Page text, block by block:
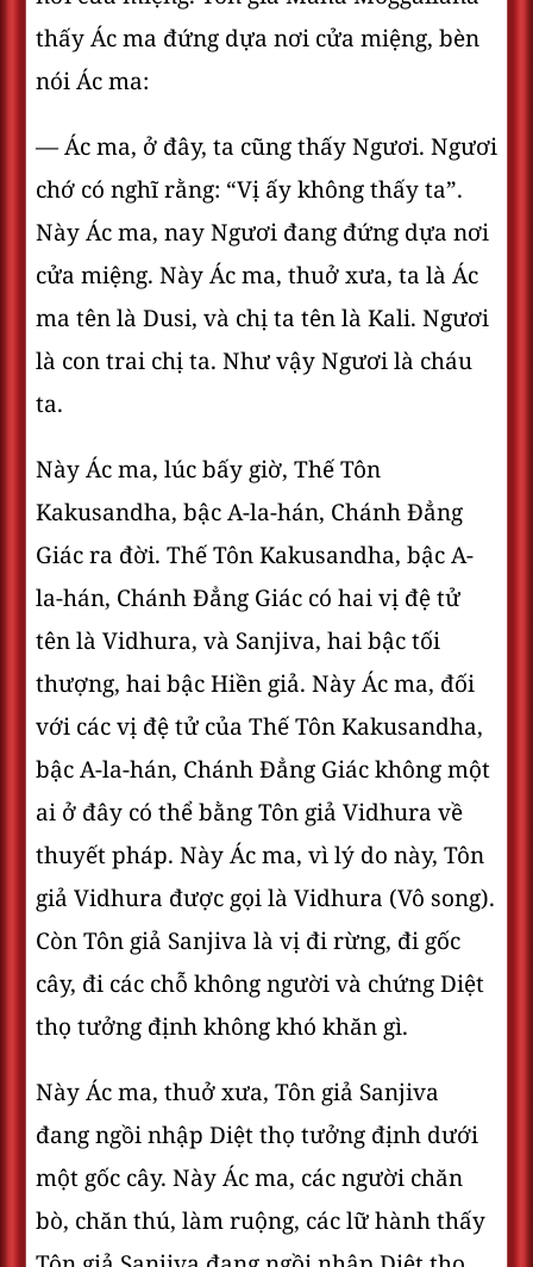
thấy Ác ma đứng dựa nơi cửa miệng, bèn
nói Ác ma:
— Ác ma, ở đây, ta cũng thấy Ngươi. Ngươi
chớ có nghĩ rằng: “Vị ấy không thấy ta”.
Này Ác ma, nay Ngươi đang đứng dựa nơi
cửa miệng. Này Ác ma, thuở xưa, ta là Ác
ma tên là Dusi, và chị ta tên là Kali. Ngươi
là con trai chị ta. Như vậy Ngươi là cháu
ta.
Này Ác ma, lúc bấy giờ, Thế Tôn
Kakusandha, bậc A-la-hán, Chánh Ðẳng
Giác ra đời. Thế Tôn Kakusandha, bậc A-
la-hán, Chánh Ðẳng Giác có hai vị đệ tử
tên là Vidhura, và Sanjiva, hai bậc tối
thượng, hai bậc Hiền giả. Này Ác ma, đối
với các vị đệ tử của Thế Tôn Kakusandha,
bậc A-la-hán, Chánh Ðẳng Giác không một
ai ở đây có thể bằng Tôn giả Vidhura về
thuyết pháp. Này Ác ma, vì lý do này, Tôn
giả Vidhura được gọi là Vidhura (Vô song).
Còn Tôn giả Sanjiva là vị đi rừng, đi gốc
cây, đi các chỗ không người và chứng Diệt
thọ tưởng định không khó khăn gì.
Này Ác ma, thuở xưa, Tôn giả Sanjiva
đang ngồi nhập Diệt thọ tưởng định dưới
một gốc cây. Này Ác ma, các người chăn
bò, chăn thú, làm ruộng, các lữ hành thấy